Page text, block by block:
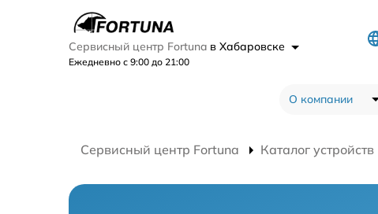
Сервисный центр Fortuna в Хабаровске
Ежедневно с 9:00 до 21:00
О компании
Сервисный центр Fortuna Каталог устройств